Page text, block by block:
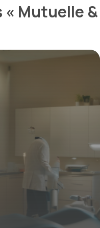
« Mutuelle &